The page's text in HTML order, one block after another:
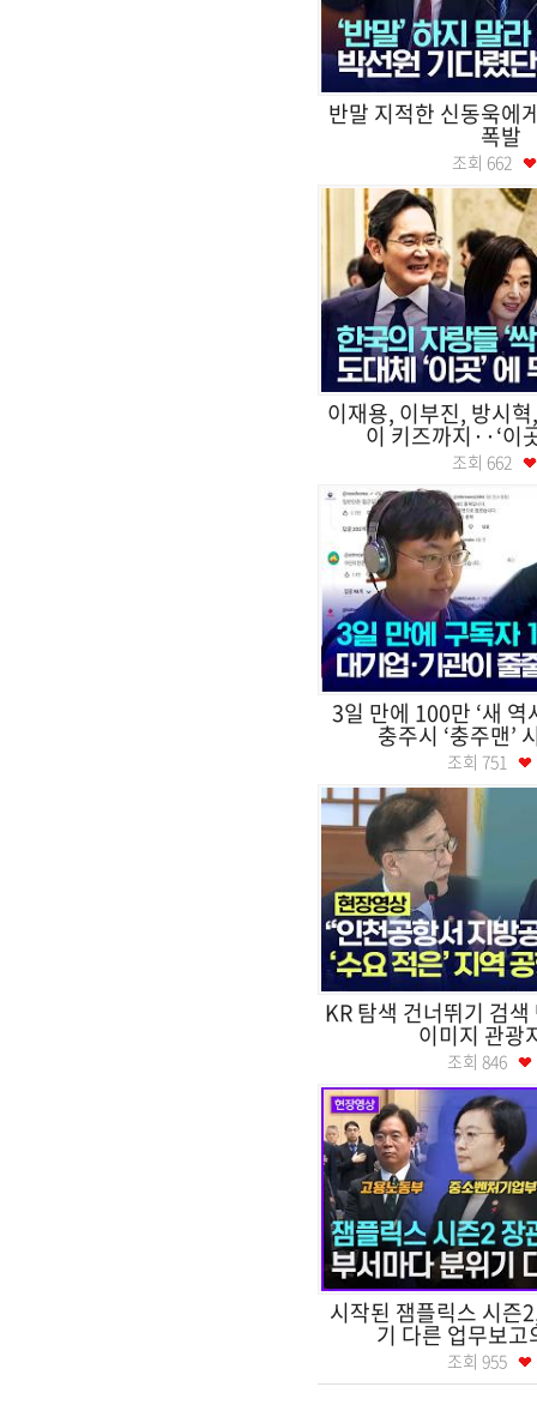
반말 지적한 신동욱에
폭발
조회 662
이재용, 이부진, 방시
이 키즈까지··‘이
조회 662
3일 만에 100만 ‘새
충주시 ‘충주맨’
조회 751
KR 탐색 건너뛰기 검
이미지 관광
조회 846
시작된 잼플릭스 시즌
기 다른 업무보고
조회 955